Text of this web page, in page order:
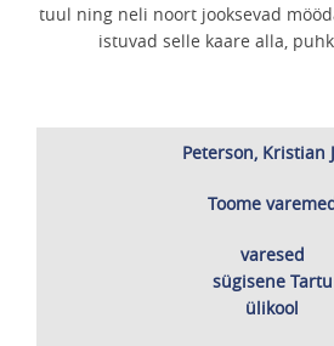
tuul ning neli noort jooksevad
istuvad selle kaare alla,
Peterson, Kristian
Toome
varesed
sügisene Tartu
ülikool